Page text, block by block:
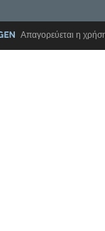
Απαγορεύεται η